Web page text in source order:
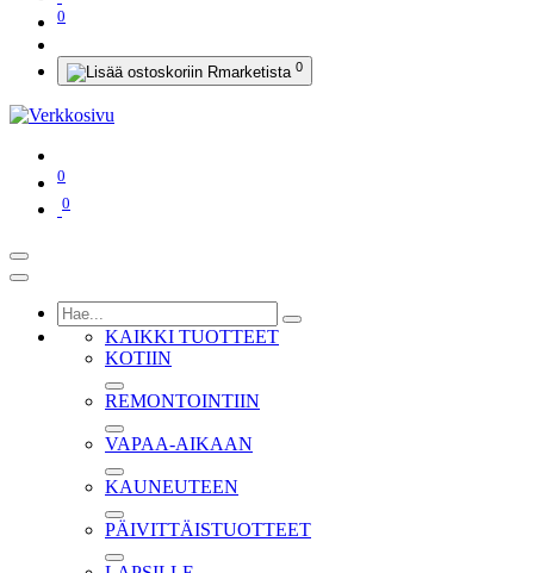
0
0
0
0
KAIKKI TUOTTEET
KOTIIN
REMONTOINTIIN
VAPAA-AIKAAN
KAUNEUTEEN
PÄIVITTÄISTUOTTEET